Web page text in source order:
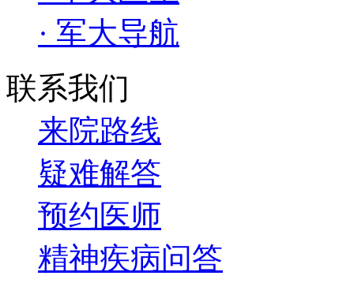
· 军大导航
联系我们
来院路线
疑难解答
预约医师
精神疾病问答